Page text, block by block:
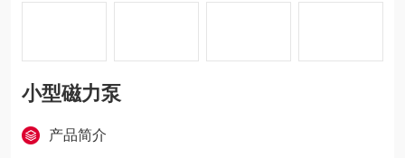
小型磁力泵
产品简介